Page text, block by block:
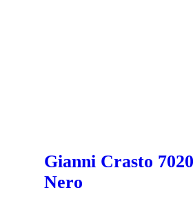
Gianni Crasto
Nero